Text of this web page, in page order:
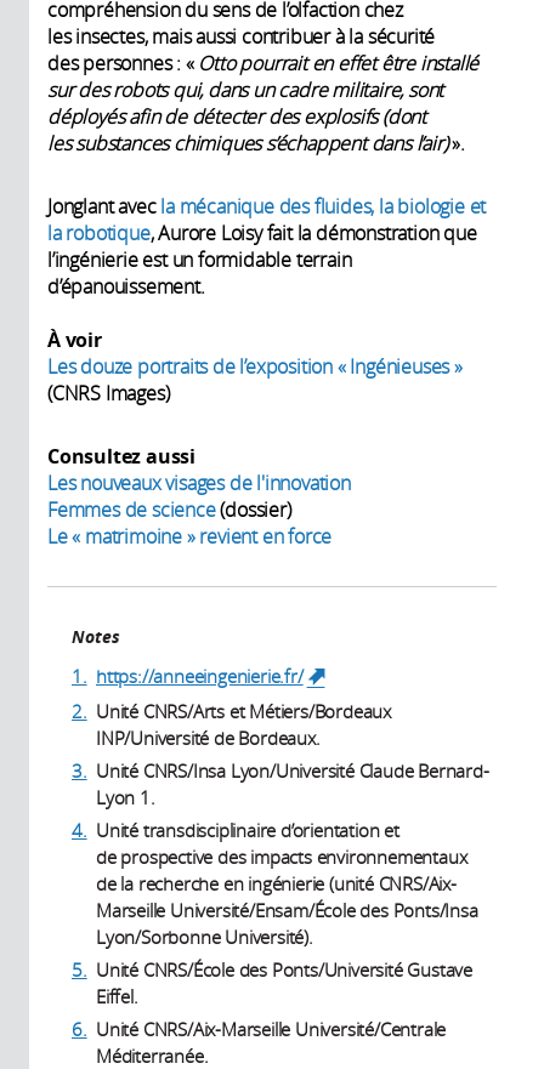
compréhension du sens de l’olfaction chez
les insectes, mais aussi contribuer à la sécurité
des personnes : « Otto pourrait en effet être installé
sur des robots qui, dans un cadre militaire, sont
déployés afin de détecter des explosifs (dont
les substances chimiques s’échappent dans l’air)».
Jonglant avecla mécanique des fluides, la biologie et
la robotique, Aurore Loisy fait la démonstration que
l’ingénierie est un formidable terrain
d’épanouissement.
À voir
Les douze portraits de l’exposition « Ingénieuses »
(CNRS Images)
Consultez aussi
Les nouveaux visages de l'innovation
Femmes de science(dossier)
Le « matrimoine » revient en force
Notes
1. https://anneeingenierie.fr/ (link is external)
2. Unité CNRS/Arts et Métiers/Bordeaux
INP/Université de Bordeaux.
3. Unité CNRS/Insa Lyon/Université Claude Bernard-
Lyon 1.
4. Unité transdisciplinaire d’orientation et
de prospective des impacts environnementaux
de la recherche en ingénierie (unité CNRS/Aix-
Marseille Université/Ensam/École des Ponts/Insa
Lyon/Sorbonne Université).
5. Unité CNRS/École des Ponts/Université Gustave
Eiffel.
6. Unité CNRS/Aix-Marseille Université/Centrale
Méditerranée.